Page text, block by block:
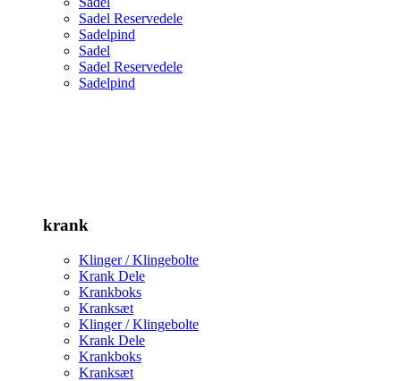
Sadel Reservedele
Sadelpind
Sadel
Sadel Reservedele
Sadelpind
krank
Klinger / Klingebolte
Krank Dele
Krankboks
Kranksæt
Klinger / Klingebolte
Krank Dele
Krankboks
Kranksæt